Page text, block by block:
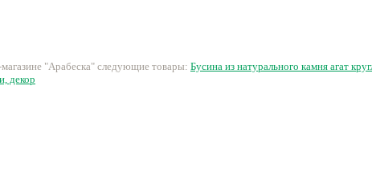
"Арабеска" следующие товары: Бусина из натурального камня агат
декор